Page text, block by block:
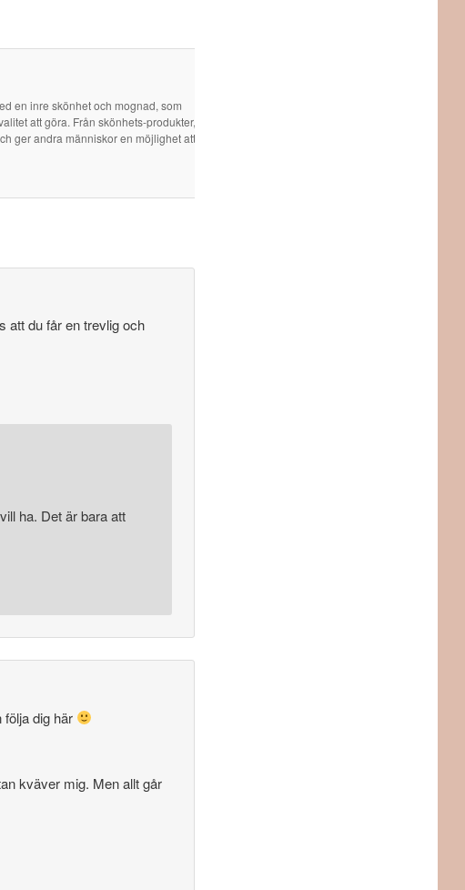
en inre skönhet och mognad, som
att göra. Från skönhets-produkter,
ger andra människor en möjlighet att
att du får en trevlig och
ha. Det är bara att
dig här
kväver mig. Men allt går